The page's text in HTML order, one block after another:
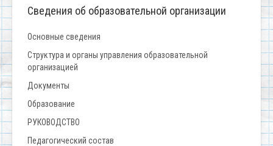
Сведения об образовательной организации
Основные сведения
Структура и органы управления образовательной
организацией
Документы
Образование
РУКОВОДСТВО
Педагогический состав